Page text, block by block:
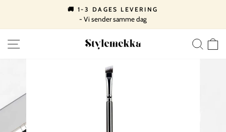
indhold
Pause
🚚 1-3 DAGES LEVERING
- Vi sender samme dag
SIDE NAVIGATION